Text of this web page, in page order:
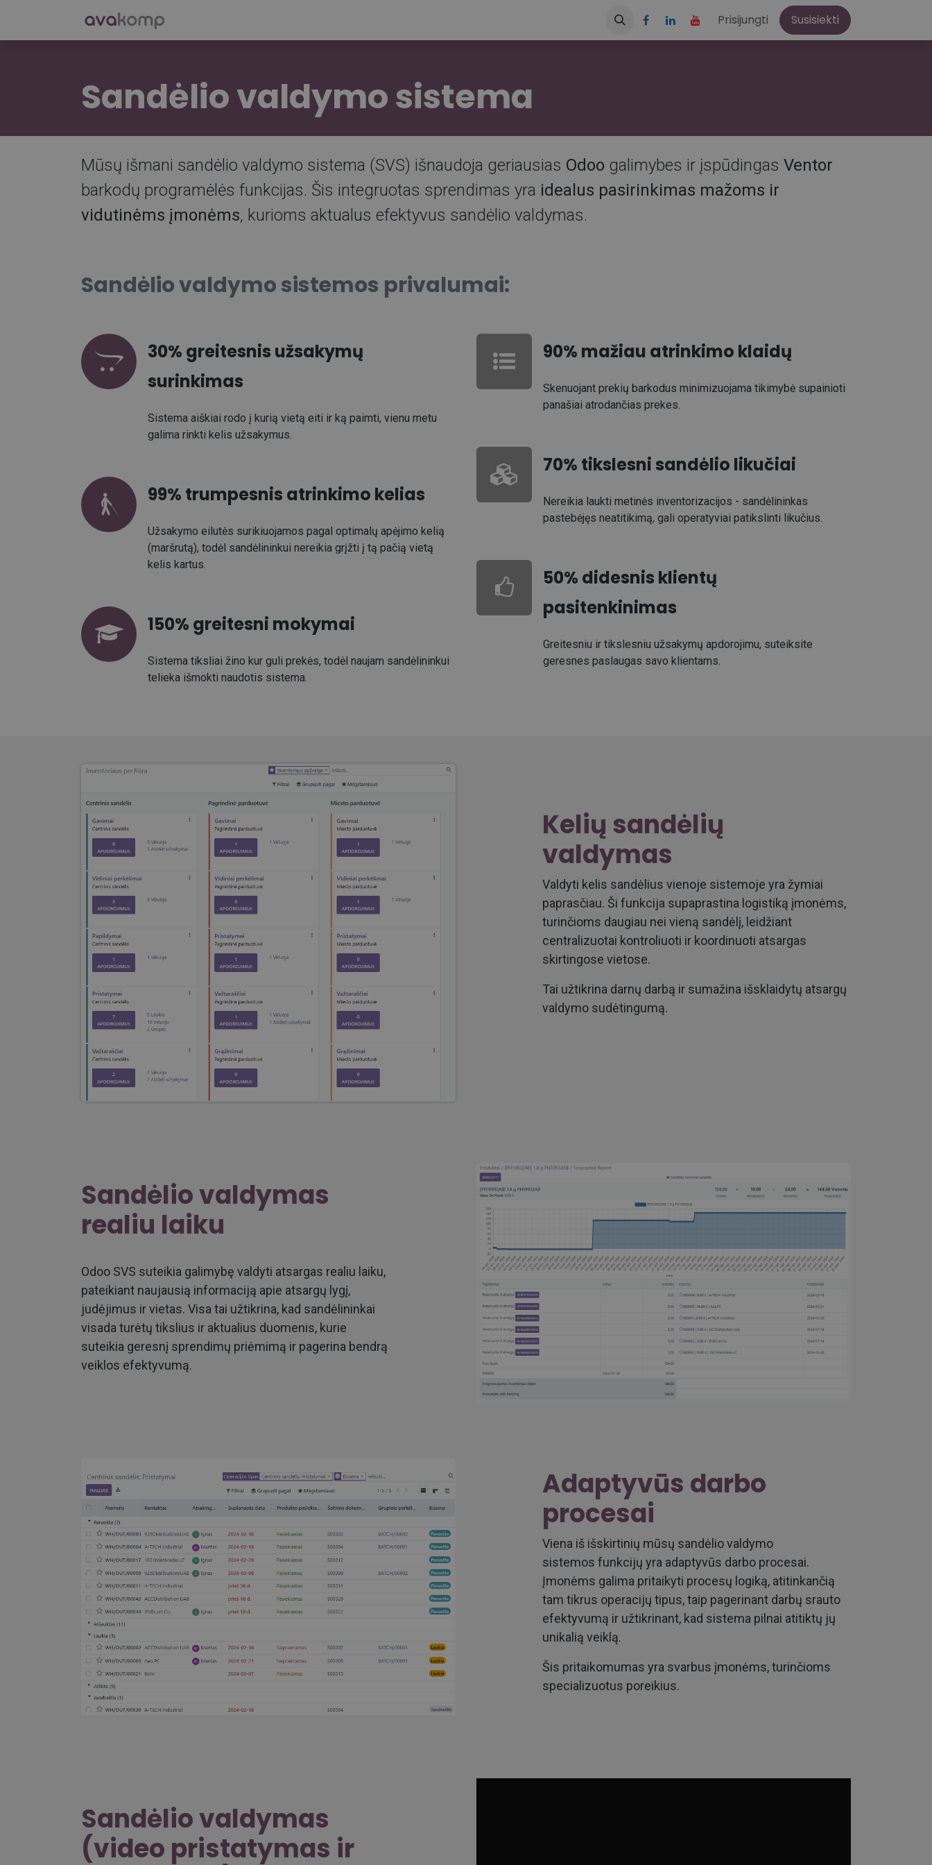
Tinklaraštis Apie mus Prisijungti Susisiekti
Sandėlio valdymo sistema
Mūsų išmani sandėlio valdymo sistema (SVS) išnaudoja geriausias Odoo galimybes ir įspūdingas Ventor
barkodų programėlės funkcijas. Šis integruotas sprendimas yra idealus pasirinkimas mažoms ir
vidutinėms įmonėms, kurioms aktualus efektyvus sandėlio valdymas.
Sandėlio valdymo sistemos privalumai:
30% greitesnis užsakymų
surinkimas
Sistema aiškiai rodo į kurią vietą eiti ir ką paimti, vienu metu
galima rinkti kelis užsakymus.
99% trumpesnis atrinkimo kelias
Užsakymo eilutės surikiuojamos pagal optimalų apėjimo kelią
(maršrutą), todėl sandėlininkui nereikia grįžti į tą pačią vietą
kelis kartus.
150% greitesni mokymai
Sistema tiksliai žino kur guli prekės, todėl naujam sandėlininkui
telieka išmokti naudotis sistema.
90% mažiau atrinkimo klaidų
Skenuojant prekių barkodus minimizuojama tikimybė supainioti
panašiai atrodančias prekes.
70% tikslesni sandėlio likučiai
Nereikia laukti metinės inventorizacijos - sandėlininkas
pastebėjęs neatitikimą, gali operatyviai patikslinti likučius.
50% didesnis klientų
pasitenkinimas
Greitesniu ir tikslesniu užsakymų apdorojimu, suteiksite
geresnes paslaugas savo klientams.
Kelių sandėlių
valdymas
Valdyti kelis sandėlius vienoje sistemoje yra žymiai
paprasčiau. Ši funkcija supaprastina logistiką įmonėms,
turinčioms daugiau nei vieną sandėlį, leidžiant
centralizuotai kontroliuoti ir koordinuoti atsargas
skirtingose vietose.
Tai užtikrina darnų darbą ir sumažina išsklaidytų atsargų
valdymo sudėtingumą.
Sandėlio valdymas
realiu laiku
Odoo SVS suteikia galimybę valdyti atsargas realiu laiku,
pateikiant naujausią informaciją apie atsargų lygį,
judėjimus ir vietas. Visa tai užtikrina, kad sandėlininkai
visada turėtų tikslius ir aktualius duomenis, kurie
suteikia geresnį sprendimų priėmimą ir pagerina bendrą
veiklos efektyvumą.
Adaptyvūs darbo
procesai
Viena iš išskirtinių mūsų sandėlio valdymo
sistemos funkcijų yra adaptyvūs darbo procesai.
Įmonėms galima pritaikyti procesų logiką, atitinkančią
tam tikrus operacijų tipus, taip pagerinant darbų srauto
efektyvumą ir užtikrinant, kad sistema pilnai atitiktų jų
unikalią veiklą.
Šis pritaikomumas yra svarbus įmonėms, turinčioms
specializuotus poreikius.
Sandėlio valdymas
(video pristatymas ir